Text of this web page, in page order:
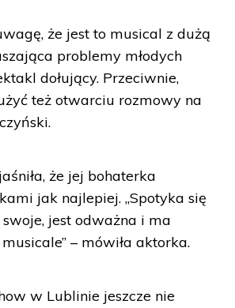
że jest to musical z dużą
problemy młodych
dołujący. Przeciwnie,
też otwarciu rozmowy na
że jej bohaterka
jak najlepiej. „Spotyka się
jest odważna i ma
– mówiła aktorka.
w Lublinie jeszcze nie